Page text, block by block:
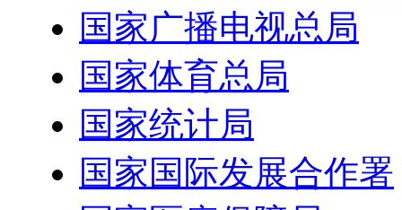
国家广播电视总局
国家体育总局
国家统计局
国家国际发展合作署